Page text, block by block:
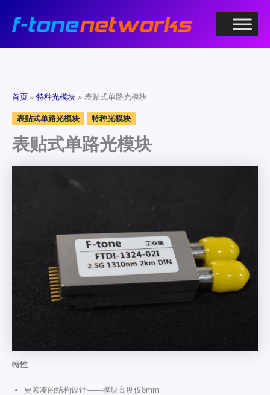
首页 特种光模块 表贴式单路光模块
表贴式单路光模块 特种光模块
表贴式单路光模块
特性
更紧凑的结构设计——模块高度仅8mm